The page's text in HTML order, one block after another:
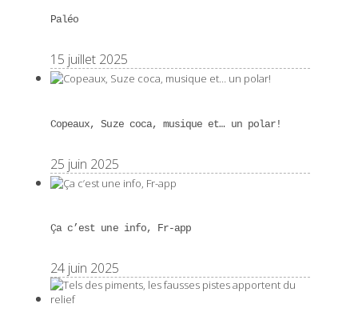
Paléo
15 juillet 2025
Copeaux, Suze coca, musique et… un polar!
25 juin 2025
Ça c’est une info, Fr-app
24 juin 2025